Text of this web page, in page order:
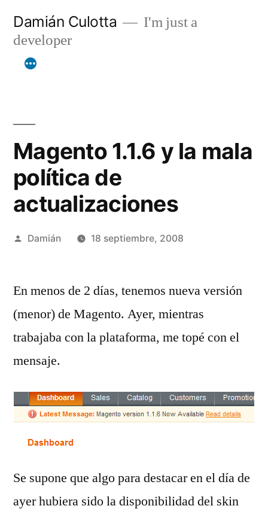
contenido
Damián Culotta
I'm just a
developer
Magento 1.1.6 y la mala
política de
actualizaciones
Publicado
Damián 18 septiembre, 2008
En menos de 2 días, tenemos nueva versión
(menor) de Magento. Ayer, mientras
trabajaba con la plataforma, me topé con el
mensaje.
Se supone que algo para destacar en el día de
ayer hubiera sido la disponibilidad del skin